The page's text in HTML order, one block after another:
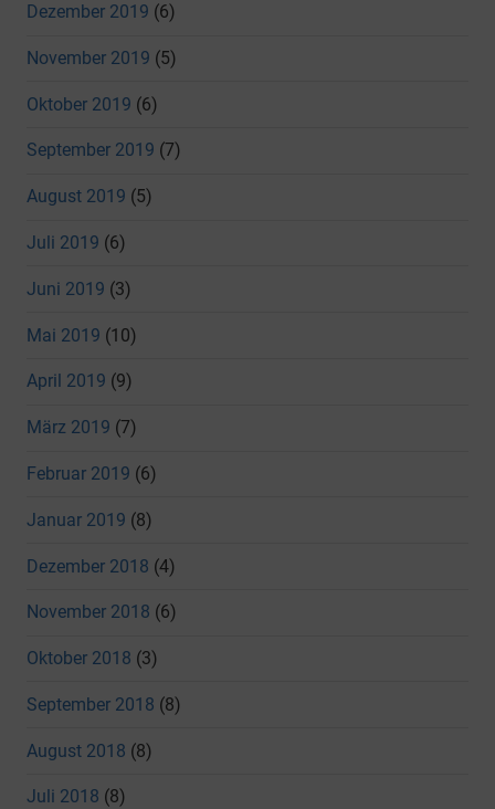
Dezember 2019 (6)
November 2019 (5)
Oktober 2019 (6)
September 2019 (7)
August 2019 (5)
Juli 2019 (6)
Juni 2019 (3)
Mai 2019 (10)
April 2019 (9)
März 2019 (7)
Februar 2019 (6)
Januar 2019 (8)
Dezember 2018 (4)
November 2018 (6)
Oktober 2018 (3)
September 2018 (8)
August 2018 (8)
Juli 2018 (8)